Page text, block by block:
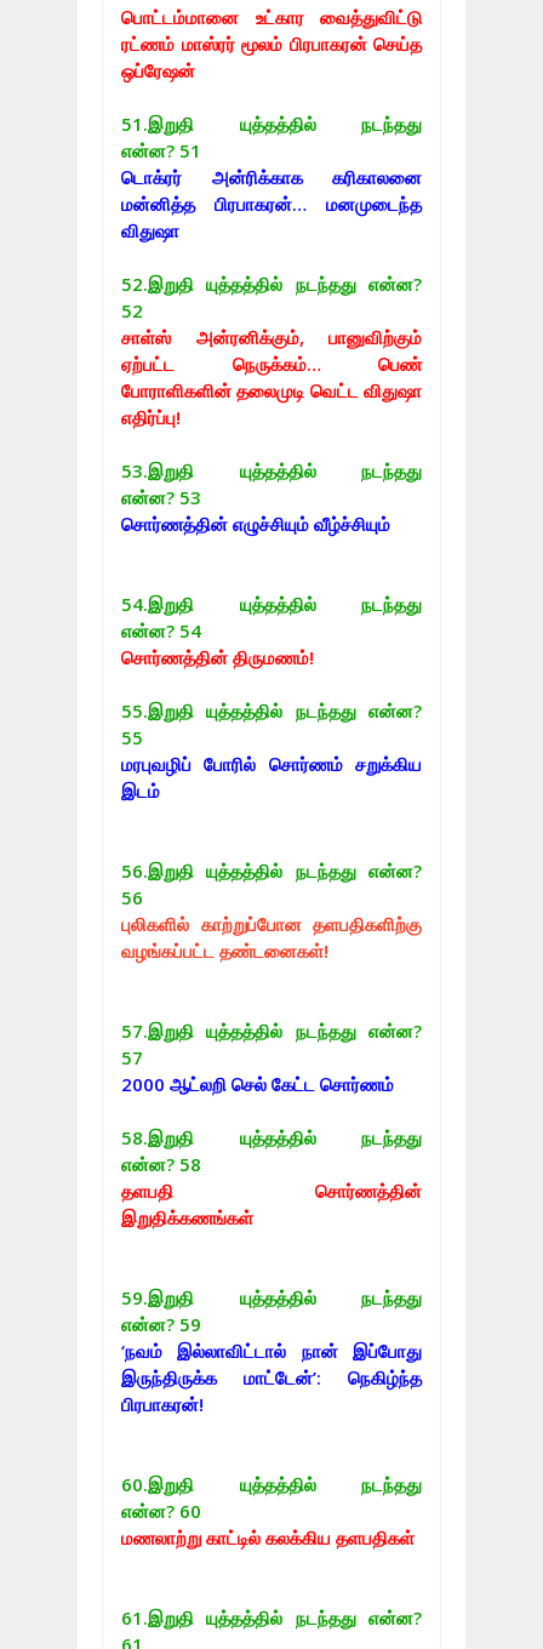
பொட்டம்மானை உட்கார வைத்துவிட்டு
ரட்ணம் மாஸ்ரர் மூலம் பிரபாகரன் செய்த
ஒப்ரேஷன்
51.இறுதி யுத்தத்தில் நடந்தது
என்ன? 51
டொக்ரர் அன்ரிக்காக கரிகாலனை
மன்னித்த பிரபாகரன்… மனமுடைந்த
விதுஷா
52.இறுதி யுத்தத்தில் நடந்தது என்ன?
52
சாள்ஸ் அன்ரனிக்கும், பானுவிற்கும்
ஏற்பட்ட நெருக்கம்… பெண்
போராளிகளின் தலைமுடி வெட்ட விதுஷா
எதிர்ப்பு!
53.இறுதி யுத்தத்தில் நடந்தது
என்ன? 53
சொர்ணத்தின் எழுச்சியும் வீழ்ச்சியும்
54.இறுதி யுத்தத்தில் நடந்தது
என்ன? 54
சொர்ணத்தின் திருமணம்!
55.இறுதி யுத்தத்தில் நடந்தது என்ன?
55
மரபுவழிப் போரில் சொர்ணம் சறுக்கிய
இடம்
56.இறுதி யுத்தத்தில் நடந்தது என்ன?
56
புலிகளில் காற்றுப்போன தளபதிகளிற்கு
வழங்கப்பட்ட தண்டனைகள்!
57.இறுதி யுத்தத்தில் நடந்தது என்ன?
57
2000 ஆட்லறி செல் கேட்ட சொர்ணம்
58.இறுதி யுத்தத்தில் நடந்தது
என்ன? 58
தளபதி சொர்ணத்தின்
இறுதிக்கணங்கள்
59.இறுதி யுத்தத்தில் நடந்தது
என்ன? 59
‘நவம் இல்லாவிட்டால் நான் இப்போது
இருந்திருக்க மாட்டேன்’: நெகிழ்ந்த
பிரபாகரன்!
60.இறுதி யுத்தத்தில் நடந்தது
என்ன? 60
மணலாற்று காட்டில் கலக்கிய தளபதிகள்
61.இறுதி யுத்தத்தில் நடந்தது என்ன?
61